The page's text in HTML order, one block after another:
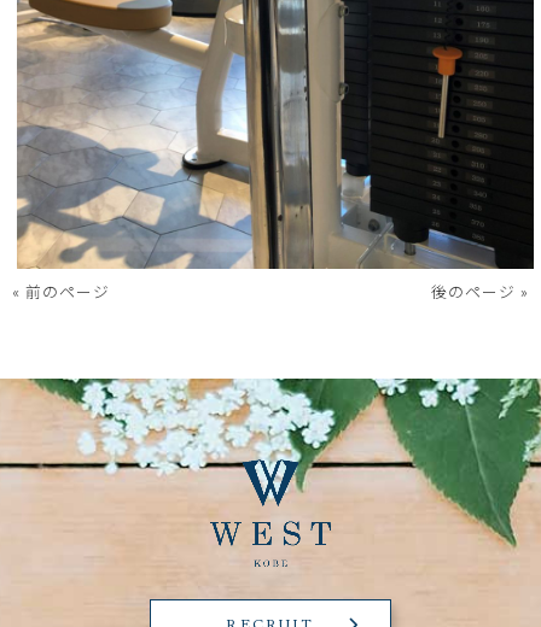
« 前のページ 後のページ »